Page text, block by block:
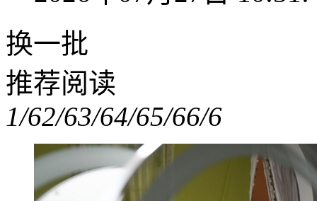
换一批
推荐阅读
1/62/63/64/65/66/6